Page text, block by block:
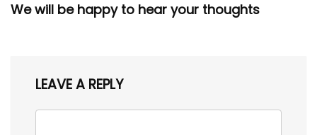
We will be happy to hear your thoughts
LEAVE A REPLY